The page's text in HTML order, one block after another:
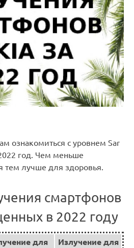
ознакомиться с уровнем Sar
год. Чем меньше
тем лучше для здоровья.
смартфонов
в 2022 году
для
Излучение для